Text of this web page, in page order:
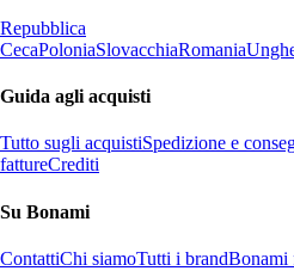
Repubblica
CecaPoloniaSlovacchiaRomania
Guida agli acquisti
Tutto sugli acquistiSpedizione e
fattureCrediti
Su Bonami
ContattiChi siamoTutti i brandBonami